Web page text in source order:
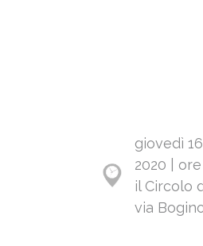
giovedì
2020 |
il Circolo
via